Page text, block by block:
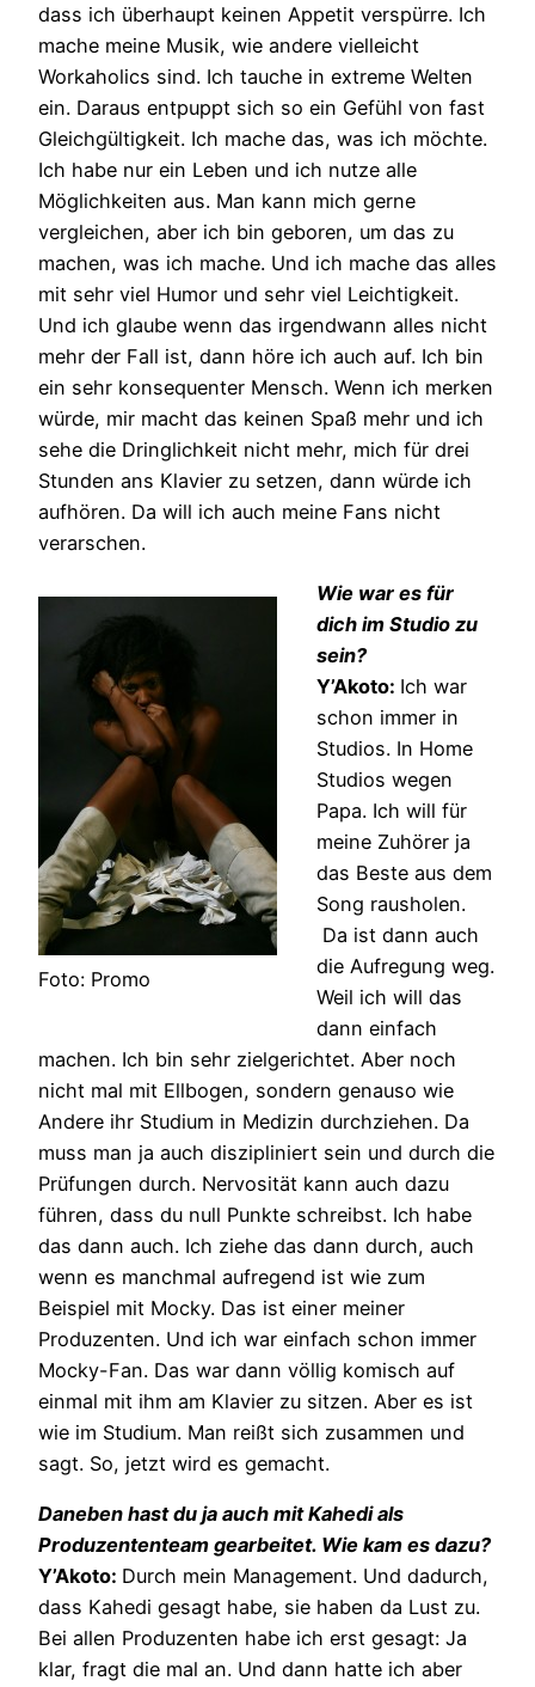
dass ich überhaupt keinen Appetit verspürre. Ich
mache meine Musik, wie andere vielleicht
Workaholics sind. Ich tauche in extreme Welten
ein. Daraus entpuppt sich so ein Gefühl von fast
Gleichgültigkeit. Ich mache das, was ich möchte.
Ich habe nur ein Leben und ich nutze alle
Möglichkeiten aus. Man kann mich gerne
vergleichen, aber ich bin geboren, um das zu
machen, was ich mache. Und ich mache das alles
mit sehr viel Humor und sehr viel Leichtigkeit.
Und ich glaube wenn das irgendwann alles nicht
mehr der Fall ist, dann höre ich auch auf. Ich bin
ein sehr konsequenter Mensch. Wenn ich merken
würde, mir macht das keinen Spaß mehr und ich
sehe die Dringlichkeit nicht mehr, mich für drei
Stunden ans Klavier zu setzen, dann würde ich
aufhören. Da will ich auch meine Fans nicht
verarschen.
Foto: Promo
Wie war es für
dich im Studio zu
sein?
Y’Akoto: Ich war
schon immer in
Studios. In Home
Studios wegen
Papa. Ich will für
meine Zuhörer ja
das Beste aus dem
Song rausholen.
Da ist dann auch
die Aufregung weg.
Weil ich will das
dann einfach
machen. Ich bin sehr zielgerichtet. Aber noch
nicht mal mit Ellbogen, sondern genauso wie
Andere ihr Studium in Medizin durchziehen. Da
muss man ja auch diszipliniert sein und durch die
Prüfungen durch. Nervosität kann auch dazu
führen, dass du null Punkte schreibst. Ich habe
das dann auch. Ich ziehe das dann durch, auch
wenn es manchmal aufregend ist wie zum
Beispiel mit Mocky. Das ist einer meiner
Produzenten. Und ich war einfach schon immer
Mocky-Fan. Das war dann völlig komisch auf
einmal mit ihm am Klavier zu sitzen. Aber es ist
wie im Studium. Man reißt sich zusammen und
sagt. So, jetzt wird es gemacht.
Daneben hast du ja auch mit Kahedi als
Produzententeam gearbeitet. Wie kam es dazu?
Y’Akoto: Durch mein Management. Und dadurch,
dass Kahedi gesagt habe, sie haben da Lust zu.
Bei allen Produzenten habe ich erst gesagt: Ja
klar, fragt die mal an. Und dann hatte ich aber